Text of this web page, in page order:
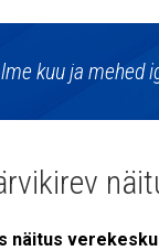
kuu ja mehed
näitus